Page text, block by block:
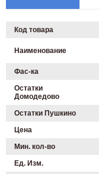
Код товара
Наименование
Фас-ка
Остатки
Домодедово
Остатки Пушкино
Цена
Мин. кол-во
Ед. Изм.